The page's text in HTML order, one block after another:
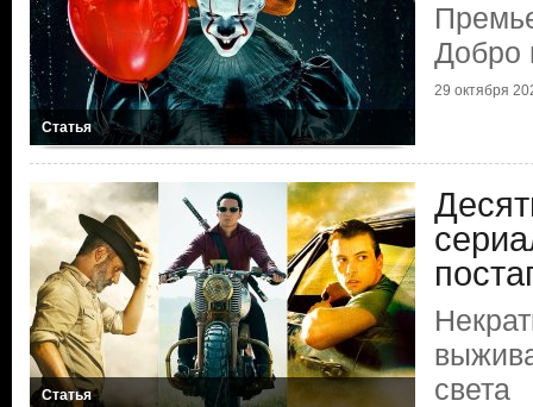
Статья
Добро
29 октября
Статья
света